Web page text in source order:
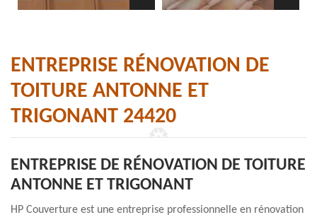
ENTREPRISE RÉNOVATION DE
TOITURE ANTONNE ET
TRIGONANT 24420
ENTREPRISE DE RÉNOVATION DE TOITURE
ANTONNE ET TRIGONANT
HP Couverture est une entreprise professionnelle en rénovation